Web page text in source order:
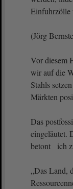
Einfuhrzölle
(Jörg
Vor diesem
wir auf die
Stahls
Märkten
Das
eingeläutet.
betont ich
„Das Land,